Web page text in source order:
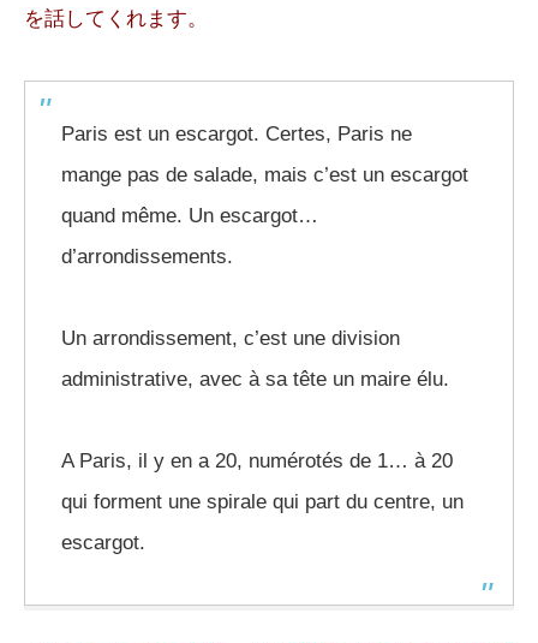
を話してくれます。
Paris est un escargot. Certes, Paris ne
mange pas de salade, mais c’est un escargot
quand même. Un escargot…
d’arrondissements.
Un arrondissement, c’est une division
administrative, avec à sa tête un maire élu.
A Paris, il y en a 20, numérotés de 1… à 20
qui forment une spirale qui part du centre, un
escargot.